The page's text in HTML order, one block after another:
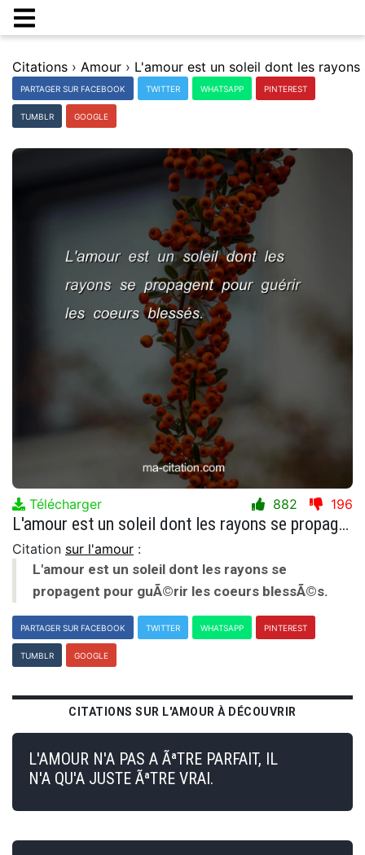
Citations › Amour ›
PARTAGER SUR FACEBOOK TWITTER WHATSAPP PINTEREST
TUMBLR GOOGLE
Télécharger 882 196
L'amour est un soleil dont les rayons se propagent pour guÃ©rir les coeurs blessÃ©s.
Citation sur l'amour :
L'amour est un soleil dont les rayons se
propagent pour guÃ©rir les coeurs blessÃ©s.
PARTAGER SUR FACEBOOK TWITTER WHATSAPP PINTEREST
TUMBLR GOOGLE
CITATIONS SUR L'AMOUR À DÉCOUVRIR
L'AMOUR N'A PAS A ÃªTRE PARFAIT, IL
N'A QU'A JUSTE ÃªTRE VRAI.